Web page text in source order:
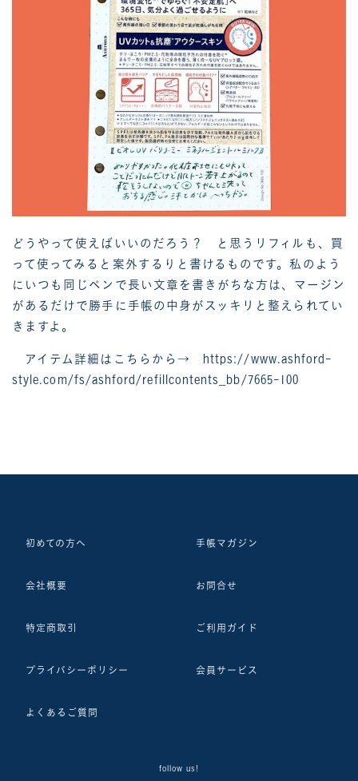
どうやって使えばいいのだろう？ と思うリフィルも、買
って使ってみると案外するりと書けるものです。私のよう
にいつも同じペンで長い文章を書きがちな方は、マージン
があるだけで勝手に手帳の中身がスッキリと整えられてい
きますよ。
アイテム詳細はこちらから→
https://www.ashford-
style.com/fs/ashford/refillcontents_bb/7665-100
初めての方へ 手帳マガジン
会社概要 お問合せ
特定商取引 ご利用ガイド
プライバシーポリシー 会員サービス
よくあるご質問
follow us!